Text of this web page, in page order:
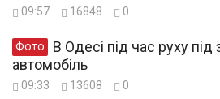
09:57 16848 0
Фото
автомобіль
09:33 13608 0